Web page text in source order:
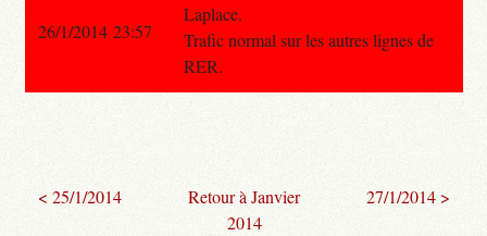
Laplace.
Trafic normal sur les autres lignes de
RER.
26/1/2014 23:57
< 25/1/2014
Retour à Janvier
2014
27/1/2014 >